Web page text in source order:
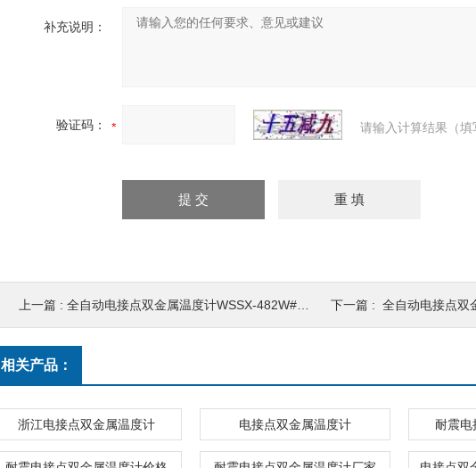
补充说明：
验证码： 请输入计算结果（
上一篇 : 全自动电接点双金属温度计WSSX-482W#^_^#WSSX-483W贵州省六盘水市厂家 下一篇 : 全自动电接点双金属温度计
相关产品：
浙江电接点双金属温度计 电接点双金属温度计 耐震电